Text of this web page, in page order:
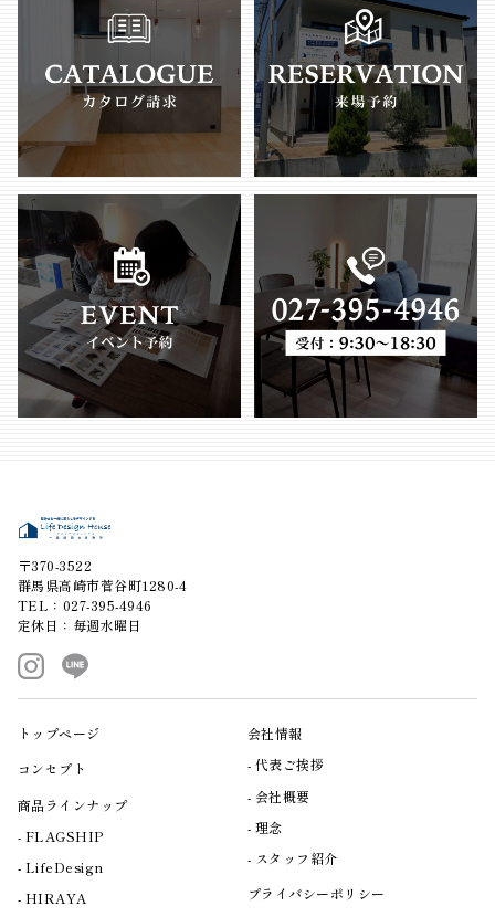
〒370-3522
群馬県高崎市菅谷町1280-4
TEL：027-395-4946
定休日：毎週水曜日
トップページ
コンセプト
商品ラインナップ
FLAGSHIP
LifeDesign
HIRAYA
会社情報
代表ご挨拶
会社概要
理念
スタッフ紹介
プライバシーポリシー